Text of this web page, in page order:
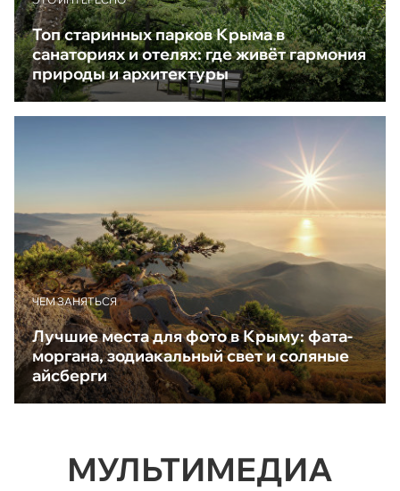
Топ старинных парков Крыма в
санаториях и отелях: где живёт гармония
природы и архитектуры
ЧЕМ ЗАНЯТЬСЯ
Лучшие места для фото в Крыму: фата-
моргана, зодиакальный свет и соляные
айсберги
МУЛЬТИМЕДИА